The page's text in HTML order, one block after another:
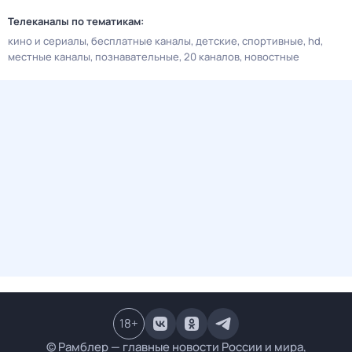
Телеканалы по тематикам:
кино и сериалы бесплатные каналы детские спортивные hd
местные каналы познавательные 20 каналов новостные
© Рамблер — главные новости России и мира,
18+